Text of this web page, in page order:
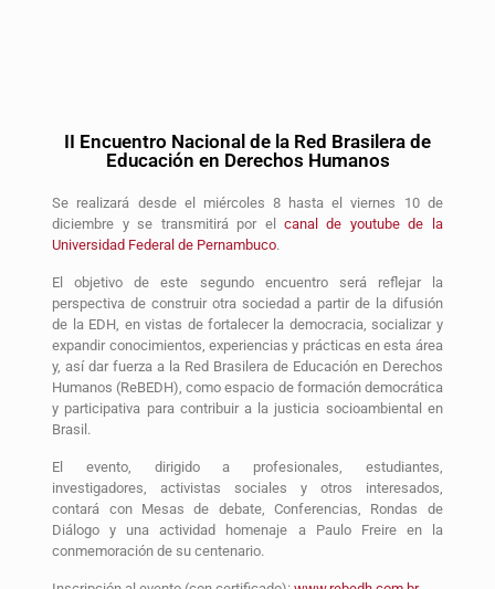
II Encuentro Nacional de la Red Brasilera de
Educación en Derechos Humanos
Se realizará desde el miércoles 8 hasta el viernes 10 de
diciembre y se transmitirá por el canal de youtube de la
Universidad Federal de Pernambuco.
El objetivo de este segundo encuentro será reflejar la
perspectiva de construir otra sociedad a partir de la difusión
de la EDH, en vistas de fortalecer la democracia, socializar y
expandir conocimientos, experiencias y prácticas en esta área
y, así dar fuerza a la Red Brasilera de Educación en Derechos
Humanos (ReBEDH), como espacio de formación democrática
y participativa para contribuir a la justicia socioambiental en
Brasil.
El evento, dirigido a profesionales, estudiantes,
investigadores, activistas sociales y otros interesados,
contará con Mesas de debate, Conferencias, Rondas de
Diálogo y una actividad homenaje a Paulo Freire en la
conmemoración de su centenario.